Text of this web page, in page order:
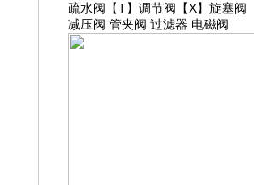
疏水阀 【T】 调节阀 【X】 旋塞阀
减压阀 管夹阀 过滤器 电磁阀